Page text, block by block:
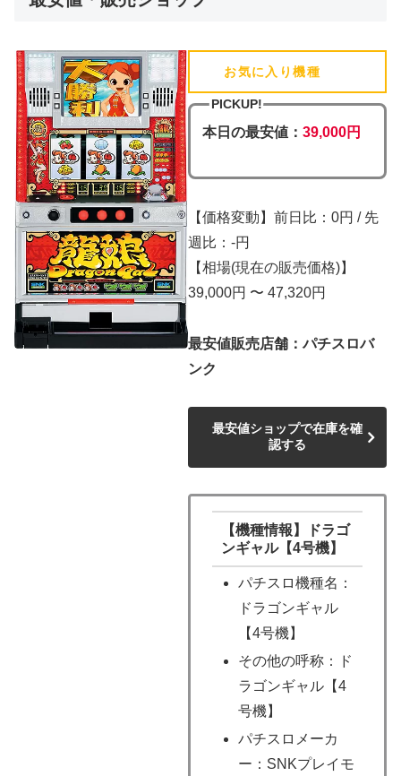
お気に入り機種
PICKUP!
本日の最安値：39,000円
【価格変動】前日比：0円 / 先
週比：-円
【相場(現在の販売価格)】
39,000円 〜 47,320円
最安値販売店舗：パチスロバ
ンク
最安値ショップで在庫を確
認する
【機種情報】ドラゴ
ンギャル【4号機】
パチスロ機種名：
ドラゴンギャル
【4号機】
その他の呼称：ド
ラゴンギャル【4
号機】
パチスロメーカ
ー：SNKプレイモ